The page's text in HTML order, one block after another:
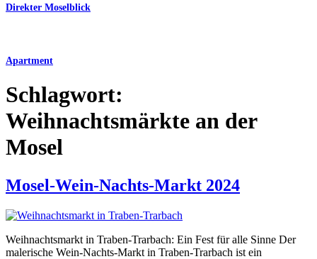
Direkter Moselblick
Apartment
Schlagwort:
Weihnachtsmärkte an der
Mosel
Mosel-Wein-Nachts-Markt 2024
Weihnachtsmarkt in Traben-Trarbach: Ein Fest für alle Sinne Der
malerische Wein-Nachts-Markt in Traben-Trarbach ist ein